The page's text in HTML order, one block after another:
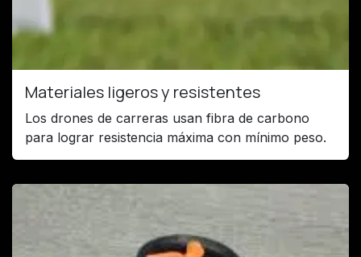
Materiales ligeros y resistentes
Los drones de carreras usan fibra de carbono
para lograr resistencia máxima con mínimo peso.